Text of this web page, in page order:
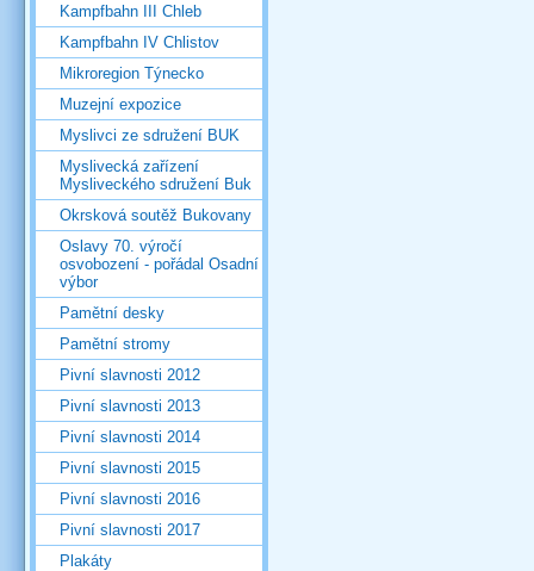
Kampfbahn III Chleb
Kampfbahn IV Chlistov
Mikroregion Týnecko
Muzejní expozice
Myslivci ze sdružení BUK
Myslivecká zařízení
Mysliveckého sdružení Buk
Okrsková soutěž Bukovany
Oslavy 70. výročí
osvobození - pořádal Osadní
výbor
Pamětní desky
Pamětní stromy
Pivní slavnosti 2012
Pivní slavnosti 2013
Pivní slavnosti 2014
Pivní slavnosti 2015
Pivní slavnosti 2016
Pivní slavnosti 2017
Plakáty